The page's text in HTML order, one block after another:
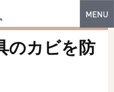
のカビを防